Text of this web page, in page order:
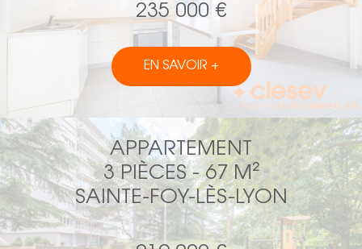
235 000 €
EN SAVOIR +
APPARTEMENT
3 PIÈCES - 67 M²
SAINTE-FOY-LÈS-LYON